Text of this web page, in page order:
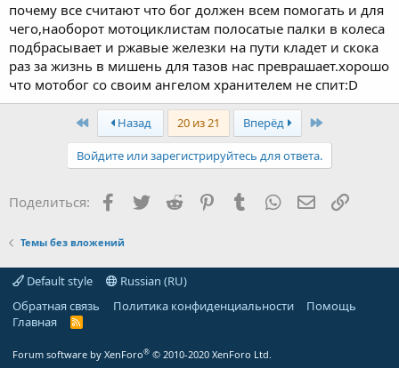
почему все считают что бог должен всем помогать и для
чего,наоборот мотоциклистам полосатые палки в колеса
подбрасывает и ржавые железки на пути кладет и скока
раз за жизнь в мишень для тазов нас преврашает.хорошо
что мотобог со своим ангелом хранителем не спит:D
First Назад 20 из 21 Вперёд Last
Войдите или зарегистрируйтесь для ответа.
Поделиться: Facebook
TwitterReddit PinterestTumblr WhatsApp Ссылка
Темы без вложений
Default style
Russian (RU)
Обратная связь
Политика конфиденциальности
Помощь
Главная
R
Forum software by XenForo® © 2010-2020 XenForo Ltd.